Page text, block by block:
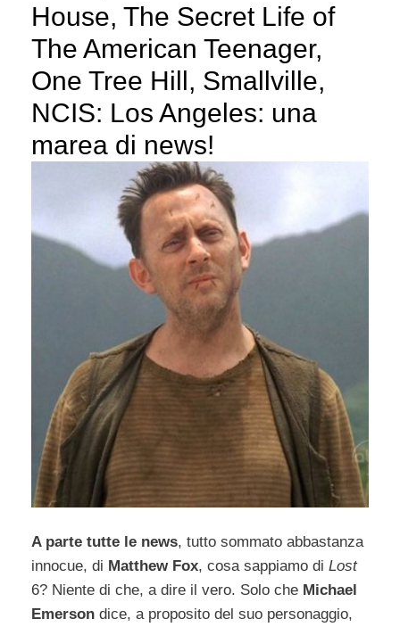
House, The Secret Life of
The American Teenager,
One Tree Hill, Smallville,
NCIS: Los Angeles: una
marea di news!
A parte tutte le news, tutto sommato abbastanza
innocue, di Matthew Fox, cosa sappiamo di Lost
6? Niente di che, a dire il vero. Solo che Michael
Emerson dice, a proposito del suo personaggio,